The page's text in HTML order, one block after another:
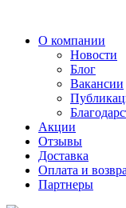
О компании
Новости
Блог
Вакансии
Акции
Отзывы
Доставка
Оплата и
Партнеры